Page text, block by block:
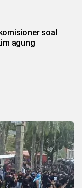
soal
agung